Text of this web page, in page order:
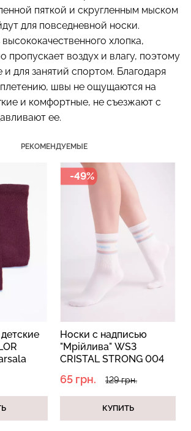
пяткой и скругленным мыском
для повседневной носки.
хлопка,
пропускает воздух и влагу, поэтому
для занятий спортом. Благодаря
плетению, швы не ощущаются на
и комфортные, не съезжают с
ее.
РЕКОМЕНДУЕМЫЕ
-49%
Носки с надписью
"Мрійлива" WS3
CRISTAL STRONG 004
(белый/голубой)
65 грн. 129 грн.
КУПИТЬ
в рубчик
Бесшовные стринги
STRING BRIEFS (черный)
Giulia
179 грн. 299 грн.
в рубчик
Бесшовный топ на тонких
бретелях CAMI TOP
(белый) Giulia
279 грн.399 грн.